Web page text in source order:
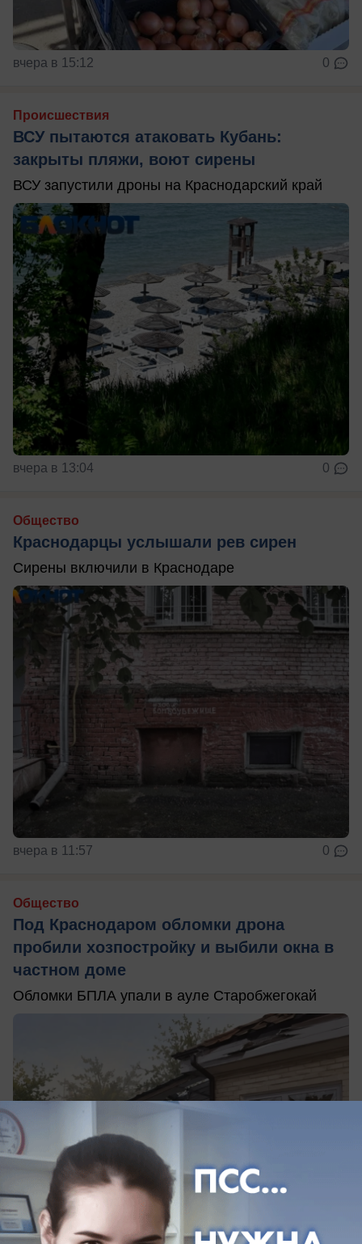
вчера в 15:12 0
Происшествия
ВСУ пытаются атаковать Кубань:
закрыты пляжи, воют сирены
ВСУ запустили дроны на Краснодарский край
вчера в 13:04 0
Общество
Краснодарцы услышали рев сирен
Сирены включили в Краснодаре
вчера в 11:57 0
Общество
Под Краснодаром обломки дрона
пробили хозпостройку и выбили окна в
частном доме
Обломки БПЛА упали в ауле Старобжегокай